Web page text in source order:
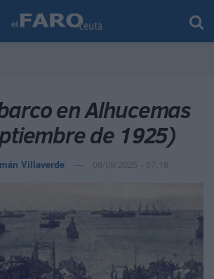
en Alhucemas
de 1925)
Villaverde 08/09/2025 - 07:18